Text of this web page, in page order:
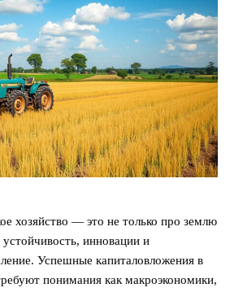
хозяйство — это не только про землю
инновации и
Успешные капиталовложения в
понимания как макроэкономики,